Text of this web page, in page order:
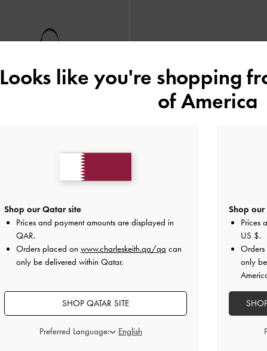
بوسي ميني كانفاس مخططة
250.00 QAR
حقيبة توت كالا منسوجة-
Looks like you're shopping
of America
Shop our Qatar site
Prices and payment amounts are displayed in
QAR.
Orders placed on www.charleskeith.qa/qa can
only be delivered within Qatar.
SHOP QATAR SITE
Preferred Language:
Shop our
Prices
US $.
only